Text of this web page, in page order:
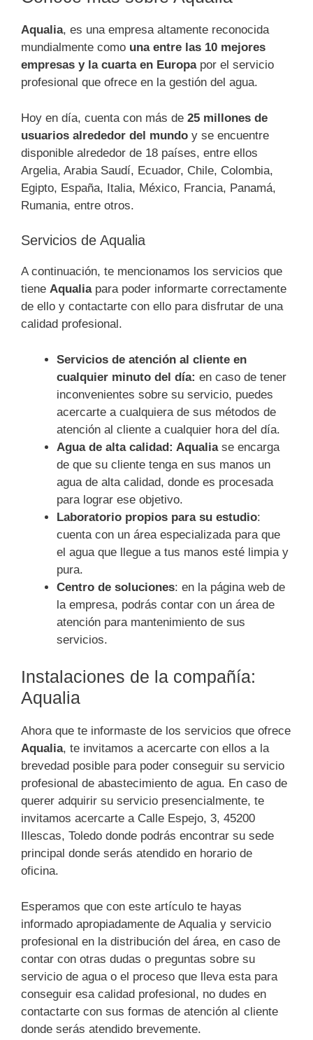
Aqualia, es una empresa altamente reconocida
mundialmente como una entre las 10 mejores
empresas y la cuarta en Europapor el servicio
profesional que ofrece en la gestión del agua.
Hoy en día, cuenta con más de 25 millones de
usuarios alrededor del mundo y se encuentre
disponible alrededor de 18 países, entre ellos
Argelia, Arabia Saudí, Ecuador, Chile, Colombia,
Egipto, España, Italia, México, Francia, Panamá,
Rumania, entre otros.
Servicios de Aqualia
A continuación, te mencionamos los servicios que
tiene Aqualiapara poder informarte correctamente
de ello y contactarte con ello para disfrutar de una
calidad profesional.
Servicios de atención al cliente en
cualquier minuto del día: en caso de tener
inconvenientes sobre su servicio, puedes
acercarte a cualquiera de sus métodos de
atención al cliente a cualquier hora del día.
Agua de alta calidad: Aqualia se encarga
de que su cliente tenga en sus manos un
agua de alta calidad, donde es procesada
para lograr ese objetivo.
Laboratorio propios para su estudio:
cuenta con un área especializada para que
el agua que llegue a tus manos esté limpia y
pura.
Centro de soluciones: en la página web de
la empresa, podrás contar con un área de
atención para mantenimiento de sus
servicios.
Instalaciones de la compañía:
Aqualia
Ahora que te informaste de los servicios que ofrece
Aqualia, te invitamos a acercarte con ellos a la
brevedad posible para poder conseguir su servicio
profesional de abastecimiento de agua. En caso de
querer adquirir su servicio presencialmente, te
invitamos acercarte a Calle Espejo, 3, 45200
Illescas, Toledo donde podrás encontrar su sede
principal donde serás atendido en horario de
oficina.
Esperamos que con este artículo te hayas
informado apropiadamente de Aqualia y servicio
profesional en la distribución del área, en caso de
contar con otras dudas o preguntas sobre su
servicio de agua o el proceso que lleva esta para
conseguir esa calidad profesional, no dudes en
contactarte con sus formas de atención al cliente
donde serás atendido brevemente.